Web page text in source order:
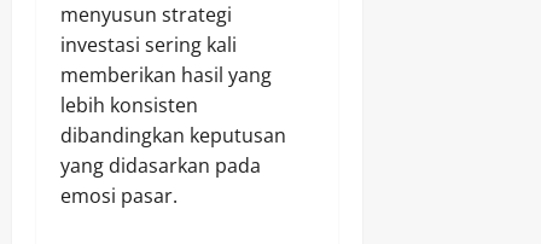
menyusun strategi
investasi sering kali
memberikan hasil yang
lebih konsisten
dibandingkan keputusan
yang didasarkan pada
emosi pasar.